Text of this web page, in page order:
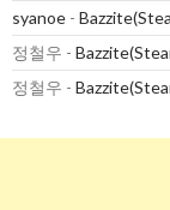
syanoe -
정철우 -
정철우 -